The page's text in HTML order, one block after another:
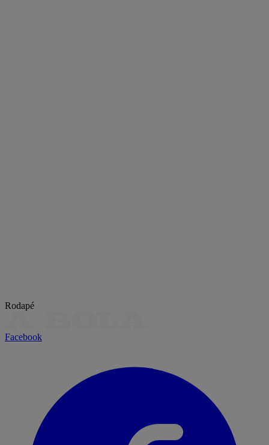
Rodapé
Facebook